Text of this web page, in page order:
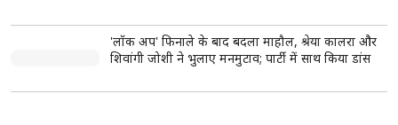
CJP का नया अभियान 'क्या बोलती पब्लिक' सितंबर से होगा
शुरू, अभिजीत दीपके बोले- जनता की आवाज सीधे सुनेंगे